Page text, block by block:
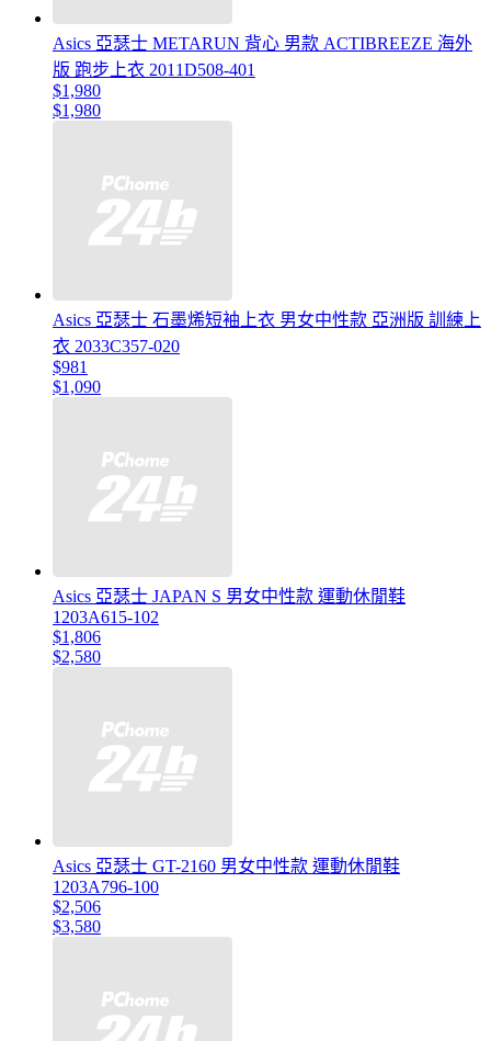
Asics 亞瑟士 METARUN 背心 男款 ACTIBREEZE 海外
版 跑步上衣 2011D508-401
$1,980
$1,980
Asics 亞瑟士 石墨烯短袖上衣 男女中性款 亞洲版 訓練上
衣 2033C357-020
$981
$1,090
Asics 亞瑟士 JAPAN S 男女中性款 運動休閒鞋
1203A615-102
$1,806
$2,580
Asics 亞瑟士 GT-2160 男女中性款 運動休閒鞋
1203A796-100
$2,506
$3,580